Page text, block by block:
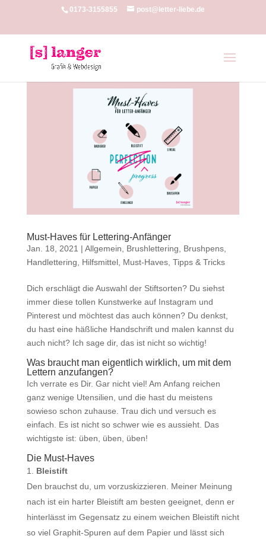
0173-3155855 post@letter-liebe.de
Must-Haves für Lettering-Anfänger
Jan. 18, 2021 | Allgemein Brushlettering Brushpens,
Handlettering
Hilfsmittel, Must-Haves, Tipps & Tricks
Dich erschlägt die Auswahl der Stiftsorten? Du siehst
immer diese tollen Kunstwerke auf Instagram und
Pinterest und möchtest das auch können? Du denkst,
du hast eine häßliche Handschrift und malen kannst du
auch nicht? Ich sage dir, das ist nicht so wichtig!
Was braucht man eigentlich wirklich, um mit dem
Lettern anzufangen?
Ich verrate es Dir. Gar nicht viel! Am Anfang reichen
ganz wenige Utensilien, und die hast du meistens
sowieso schon zuhause. Trau dich und versuch es
einfach. Es ist nicht so schwer wie es aussieht. Das
wichtigste ist: üben, üben, üben!
Die Must-Haves
Bleistift
Den brauchst du, um vorzuskizzieren. Meiner Meinung
nach ist ein harter Bleistift am besten geeignet, denn er
hinterlässt im Gegensatz zu einem weichen Bleistift nicht
so viel Graphit-Spuren auf dem Papier und lässt sich